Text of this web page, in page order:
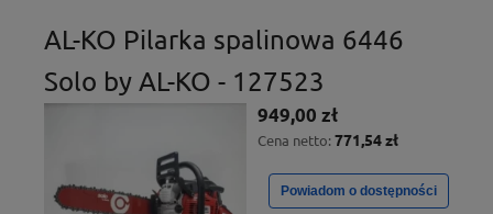
AL-KO Pilarka spalinowa 6446
Solo by AL-KO - 127523
949,00 zł
Cena netto: 771,54 zł
Powiadom o dostępności